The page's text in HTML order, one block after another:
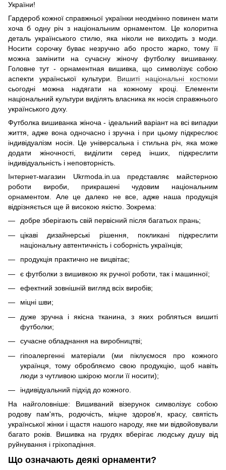
України!
Гардероб кожної справжньої українки неодмінно повинен мати
хоча б одну річ з національним орнаментом. Це колоритна
деталь українського стилю, яка ніколи не виходить з моди.
Носити сорочку буває незручно або просто жарко, тому її
можна замінити на сучасну жіночу футболку вишиванку.
Головне тут - орнаментная вишивка, що символізує собою
аспекти української культури. Вишиті національні костюми
сьогодні можна надягати на кожному кроці. Елементи
національний культури виділять власника як носія справжнього
українського духу.
Футболка вишиванка жіноча - ідеальний варіант на всі випадки
життя, адже вона одночасно і зручна і при цьому підкреслює
індивідуалізм носія. Це універсальна і стильна річ, яка може
додати жіночності, виділити серед інших, підкреслити
індивідуальність і неповторність.
Інтернет-магазин Ukrmoda.in.ua представляє майстерною
роботи вироби, прикрашені чудовим національним
орнаментом. Але це далеко не все, адже наша продукція
відрізняється ще й високою якістю. Зокрема:
добре зберігають свій первісний після багатьох прань;
цікаві дизайнерські рішення, покликані підкреслити
національну автентичність і соборність українців;
продукція практично не вицвітає;
є футболки з вишивкою як ручної роботи, так і машинної;
ефектний зовнішній вигляд всіх виробів;
міцні шви;
дуже зручна і якісна тканина, з яких робляться вишиті
футболки;
сучасне обладнання на виробництві;
гіпоалергенні матеріали (ми піклуємося про кожного
українця, тому обробляємо свою продукцію, щоб навіть
люди з чутливою шкірою могли її носити);
індивідуальний підхід до кожного.
На найголовніше: Вишиваний візерунок символізує собою
родову пам'ять, родючість, міцне здоров'я, красу, святість
української жінки і щастя нашого народу, яке ми відвойовували
багато років. Вишивка на грудях вберігає людську душу від
руйнування і гріхопадіння.
Що означають деякі орнаменти?